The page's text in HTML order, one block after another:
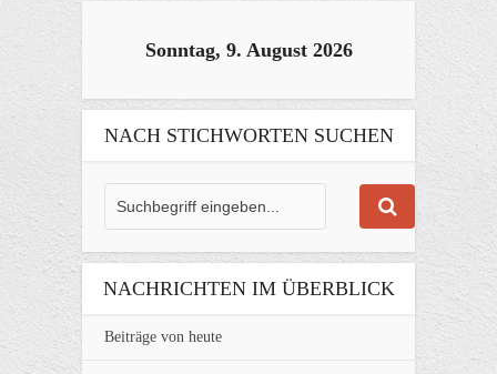
Sonntag, 9. August 2026
NACH STICHWORTEN SUCHEN
NACHRICHTEN IM ÜBERBLICK
Beiträge von heute